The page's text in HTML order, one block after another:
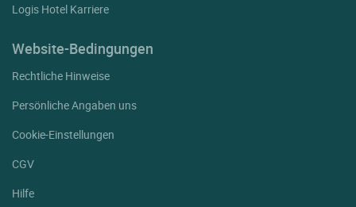
Logis Hotel Karriere
Website-Bedingungen
Rechtliche Hinweise
Persönliche Angaben uns
Cookie-Einstellungen
CGV
Hilfe